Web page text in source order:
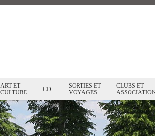
ART ET
CULTURE
CDI
SORTIES ET
VOYAGES
CLUBS ET